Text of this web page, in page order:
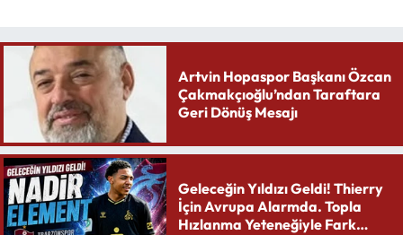
Artvin Hopaspor Başkanı Özcan
Çakmakçıoğlu’ndan Taraftara
Geri Dönüş Mesajı
Geleceğin Yıldızı Geldi! Thierry
İçin Avrupa Alarmda. Topla
Hızlanma Yeteneğiyle Fark